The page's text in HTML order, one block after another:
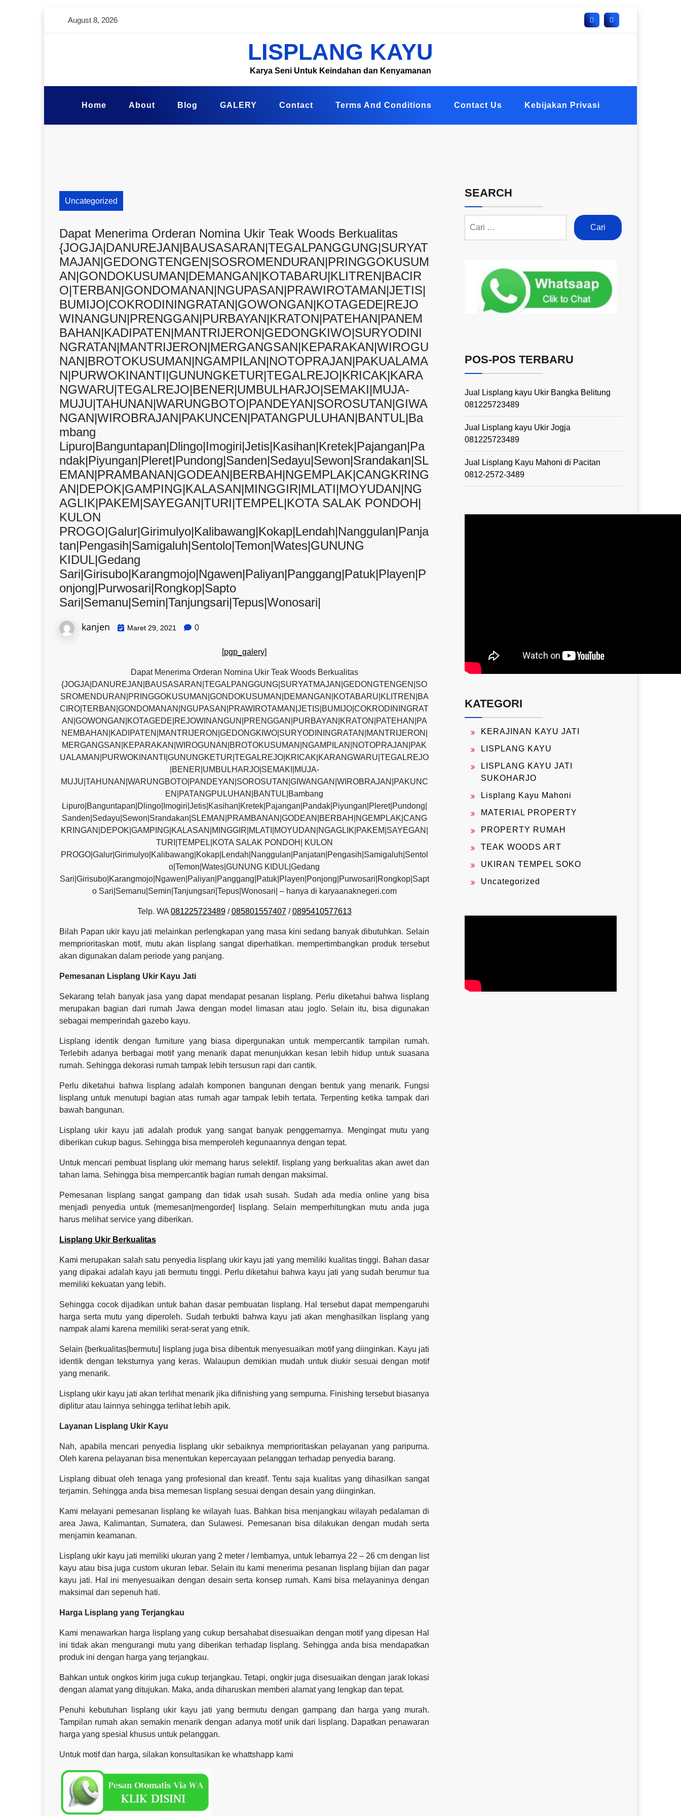
August 8, 2026
LISPLANG KAYU
Karya Seni Untuk Keindahan dan Kenyamanan
Home About Blog GALERY Contact Terms And Conditions Contact Us Kebijakan Privasi
Uncategorized
Dapat Menerima Orderan Nomina Ukir Teak Woods Berkualitas
{JOGJA|DANUREJAN|BAUSASARAN|TEGALPANGGUNG|SURYAT
MAJAN|GEDONGTENGEN|SOSROMENDURAN|PRINGGOKUSUM
AN|GONDOKUSUMAN|DEMANGAN|KOTABARU|KLITREN|BACIR
O|TERBAN|GONDOMANAN|NGUPASAN|PRAWIROTAMAN|JETIS|
BUMIJO|COKRODININGRATAN|GOWONGAN|KOTAGEDE|REJO
WINANGUN|PRENGGAN|PURBAYAN|KRATON|PATEHAN|PANEM
BAHAN|KADIPATEN|MANTRIJERON|GEDONGKIWO|SURYODINI
NGRATAN|MANTRIJERON|MERGANGSAN|KEPARAKAN|WIROGU
NAN|BROTOKUSUMAN|NGAMPILAN|NOTOPRAJAN|PAKUALAMA
N|PURWOKINANTI|GUNUNGKETUR|TEGALREJO|KRICAK|KARA
NGWARU|TEGALREJO|BENER|UMBULHARJO|SEMAKI|MUJA-
MUJU|TAHUNAN|WARUNGBOTO|PANDEYAN|SOROSUTAN|GIWA
NGAN|WIROBRAJAN|PAKUNCEN|PATANGPULUHAN|BANTUL|Ba
mbang
Lipuro|Banguntapan|Dlingo|Imogiri|Jetis|Kasihan|Kretek|Pajangan|Pa
ndak|Piyungan|Pleret|Pundong|Sanden|Sedayu|Sewon|Srandakan|SL
EMAN|PRAMBANAN|GODEAN|BERBAH|NGEMPLAK|CANGKRING
AN|DEPOK|GAMPING|KALASAN|MINGGIR|MLATI|MOYUDAN|NG
AGLIK|PAKEM|SAYEGAN|TURI|TEMPEL|KOTA SALAK PONDOH|
KULON
PROGO|Galur|Girimulyo|Kalibawang|Kokap|Lendah|Nanggulan|Panja
tan|Pengasih|Samigaluh|Sentolo|Temon|Wates|GUNUNG
KIDUL|Gedang
Sari|Girisubo|Karangmojo|Ngawen|Paliyan|Panggang|Patuk|Playen|P
onjong|Purwosari|Rongkop|Sapto
Sari|Semanu|Semin|Tanjungsari|Tepus|Wonosari|
kanjen Maret 29, 2021 0
[pgp_galery]
Dapat Menerima Orderan Nomina Ukir Teak Woods Berkualitas
{JOGJA|DANUREJAN|BAUSASARAN|TEGALPANGGUNG|SURYATMAJAN|GEDONGTENGEN|SO
SROMENDURAN|PRINGGOKUSUMAN|GONDOKUSUMAN|DEMANGAN|KOTABARU|KLITREN|BA
CIRO|TERBAN|GONDOMANAN|NGUPASAN|PRAWIROTAMAN|JETIS|BUMIJO|COKRODININGRAT
AN|GOWONGAN|KOTAGEDE|REJOWINANGUN|PRENGGAN|PURBAYAN|KRATON|PATEHAN|PA
NEMBAHAN|KADIPATEN|MANTRIJERON|GEDONGKIWO|SURYODININGRATAN|MANTRIJERON|
MERGANGSAN|KEPARAKAN|WIROGUNAN|BROTOKUSUMAN|NGAMPILAN|NOTOPRAJAN|PAK
UALAMAN|PURWOKINANTI|GUNUNGKETUR|TEGALREJO|KRICAK|KARANGWARU|TEGALREJO
|BENER|UMBULHARJO|SEMAKI|MUJA-
MUJU|TAHUNAN|WARUNGBOTO|PANDEYAN|SOROSUTAN|GIWANGAN|WIROBRAJAN|PAKUNC
EN|PATANGPULUHAN|BANTUL|Bambang
Lipuro|Banguntapan|Dlingo|Imogiri|Jetis|Kasihan|Kretek|Pajangan|Pandak|Piyungan|Pleret|Pundong|
Sanden|Sedayu|Sewon|Srandakan|SLEMAN|PRAMBANAN|GODEAN|BERBAH|NGEMPLAK|CANG
KRINGAN|DEPOK|GAMPING|KALASAN|MINGGIR|MLATI|MOYUDAN|NGAGLIK|PAKEM|SAYEGAN|
TURI|TEMPEL|KOTA SALAK PONDOH| KULON
PROGO|Galur|Girimulyo|Kalibawang|Kokap|Lendah|Nanggulan|Panjatan|Pengasih|Samigaluh|Sentol
o|Temon|Wates|GUNUNG KIDUL|Gedang
Sari|Girisubo|Karangmojo|Ngawen|Paliyan|Panggang|Patuk|Playen|Ponjong|Purwosari|Rongkop|Sapt
o Sari|Semanu|Semin|Tanjungsari|Tepus|Wonosari| – hanya di karyaanaknegeri.com
Telp. WA 081225723489/085801557407/0895410577613
Bilah Papan ukir kayu jati melainkan perlengkapan yang masa kini sedang banyak dibutuhkan. Selain
memprioritaskan motif, mutu akan lisplang sangat diperhatikan. mempertimbangkan produk tersebut
akan digunakan dalam periode yang panjang.
Pemesanan Lisplang Ukir Kayu Jati
Sekarang telah banyak jasa yang dapat mendapat pesanan lisplang. Perlu diketahui bahwa lisplang
merupakan bagian dari rumah Jawa dengan model limasan atau joglo. Selain itu, bisa digunakan
sebagai memperindah gazebo kayu.
Lisplang identik dengan furniture yang biasa dipergunakan untuk mempercantik tampilan rumah.
Terlebih adanya berbagai motif yang menarik dapat menunjukkan kesan lebih hidup untuk suasana
rumah. Sehingga dekorasi rumah tampak lebih tersusun rapi dan cantik.
Perlu diketahui bahwa lisplang adalah komponen bangunan dengan bentuk yang menarik. Fungsi
lisplang untuk menutupi bagian atas rumah agar tampak lebih tertata. Terpenting ketika tampak dari
bawah bangunan.
Lisplang ukir kayu jati adalah produk yang sangat banyak penggemarnya. Mengingat mutu yang
diberikan cukup bagus. Sehingga bisa memperoleh kegunaannya dengan tepat.
Untuk mencari pembuat lisplang ukir memang harus selektif. lisplang yang berkualitas akan awet dan
tahan lama. Sehingga bisa mempercantik bagian rumah dengan maksimal.
Pemesanan lisplang sangat gampang dan tidak usah susah. Sudah ada media online yang bisa
menjadi penyedia untuk {memesan|mengorder] lisplang. Selain memperhitungkan mutu anda juga
harus melihat service yang diberikan.
Lisplang Ukir Berkualitas
Kami merupakan salah satu penyedia lisplang ukir kayu jati yang memiliki kualitas tinggi. Bahan dasar
yang dipakai adalah kayu jati bermutu tinggi. Perlu diketahui bahwa kayu jati yang sudah berumur tua
memiliki kekuatan yang lebih.
Sehingga cocok dijadikan untuk bahan dasar pembuatan lisplang. Hal tersebut dapat mempengaruhi
harga serta mutu yang diperoleh. Sudah terbukti bahwa kayu jati akan menghasilkan lisplang yang
nampak alami karena memiliki serat-serat yang etnik.
Selain {berkualitas|bermutu] lisplang juga bisa dibentuk menyesuaikan motif yang diinginkan. Kayu jati
identik dengan teksturnya yang keras. Walaupun demikian mudah untuk diukir sesuai dengan motif
yang menarik.
Lisplang ukir kayu jati akan terlihat menarik jika difinishing yang sempurna. Finishing tersebut biasanya
diplitur atau lainnya sehingga terlihat lebih apik.
Layanan Lisplang Ukir Kayu
Nah, apabila mencari penyedia lisplang ukir sebaiknya memprioritaskan pelayanan yang paripurna.
Oleh karena pelayanan bisa menentukan kepercayaan pelanggan terhadap penyedia barang.
Lisplang dibuat oleh tenaga yang profesional dan kreatif. Tentu saja kualitas yang dihasilkan sangat
terjamin. Sehingga anda bisa memesan lisplang sesuai dengan desain yang diinginkan.
Kami melayani pemesanan lisplang ke wilayah luas. Bahkan bisa menjangkau wilayah pedalaman di
area Jawa, Kalimantan, Sumatera, dan Sulawesi. Pemesanan bisa dilakukan dengan mudah serta
menjamin keamanan.
Lisplang ukir kayu jati memiliki ukuran yang 2 meter / lembarnya, untuk lebarnya 22 – 26 cm dengan list
kayu atau bisa juga custom ukuran lebar. Selain itu kami menerima pesanan lisplang bijian dan pagar
kayu jati. Hal ini menyesuaikan dengan desain serta konsep rumah. Kami bisa melayaninya dengan
maksimal dan sepenuh hati.
Harga Lisplang yang Terjangkau
Kami menawarkan harga lisplang yang cukup bersahabat disesuaikan dengan motif yang dipesan Hal
ini tidak akan mengurangi mutu yang diberikan terhadap lisplang. Sehingga anda bisa mendapatkan
produk ini dengan harga yang terjangkau.
Bahkan untuk ongkos kirim juga cukup terjangkau. Tetapi, ongkir juga disesuaikan dengan jarak lokasi
dengan alamat yang ditujukan. Maka, anda diharuskan memberi alamat yang lengkap dan tepat.
Penuhi kebutuhan lisplang ukir kayu jati yang bermutu dengan gampang dan harga yang murah.
Tampilan rumah akan semakin menarik dengan adanya motif unik dari lisplang. Dapatkan penawaran
harga yang spesial khusus untuk pelanggan.
Untuk motif dan harga, silakan konsultasikan ke whattshapp kami
SEARCH
POS-POS TERBARU
Jual Lisplang kayu Ukir Bangka Belitung
081225723489
Jual Lisplang kayu Ukir Jogja
081225723489
Jual Lisplang Kayu Mahoni di Pacitan
0812-2572-3489
KATEGORI
KERAJINAN KAYU JATI
LISPLANG KAYU
LISPLANG KAYU JATI
SUKOHARJO
Lisplang Kayu Mahoni
MATERIAL PROPERTY
PROPERTY RUMAH
TEAK WOODS ART
UKIRAN TEMPEL SOKO
Uncategorized